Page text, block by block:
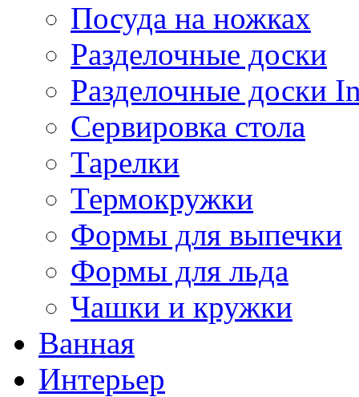
Посуда на ножках
Разделочные доски
Разделочные доски
Сервировка стола
Тарелки
Термокружки
Формы для выпечки
Формы для льда
Чашки и кружки
Ванная
Интерьер